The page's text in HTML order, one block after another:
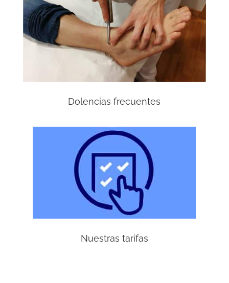
Dolencias frecuentes
Nuestras tarifas